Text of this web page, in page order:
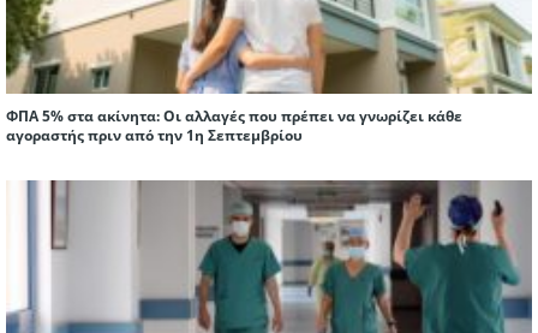
ΦΠΑ 5% στα ακίνητα: Οι αλλαγές που πρέπει να γνωρίζει κάθε
αγοραστής πριν από την 1η Σεπτεμβρίου